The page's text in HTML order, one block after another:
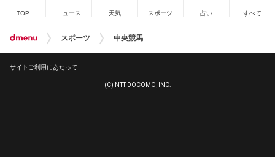
TOP ニュース 天気 スポーツ 占い すべて
スポーツ 中央競馬
サイトご利用にあたって
(C) NTT DOCOMO, INC.